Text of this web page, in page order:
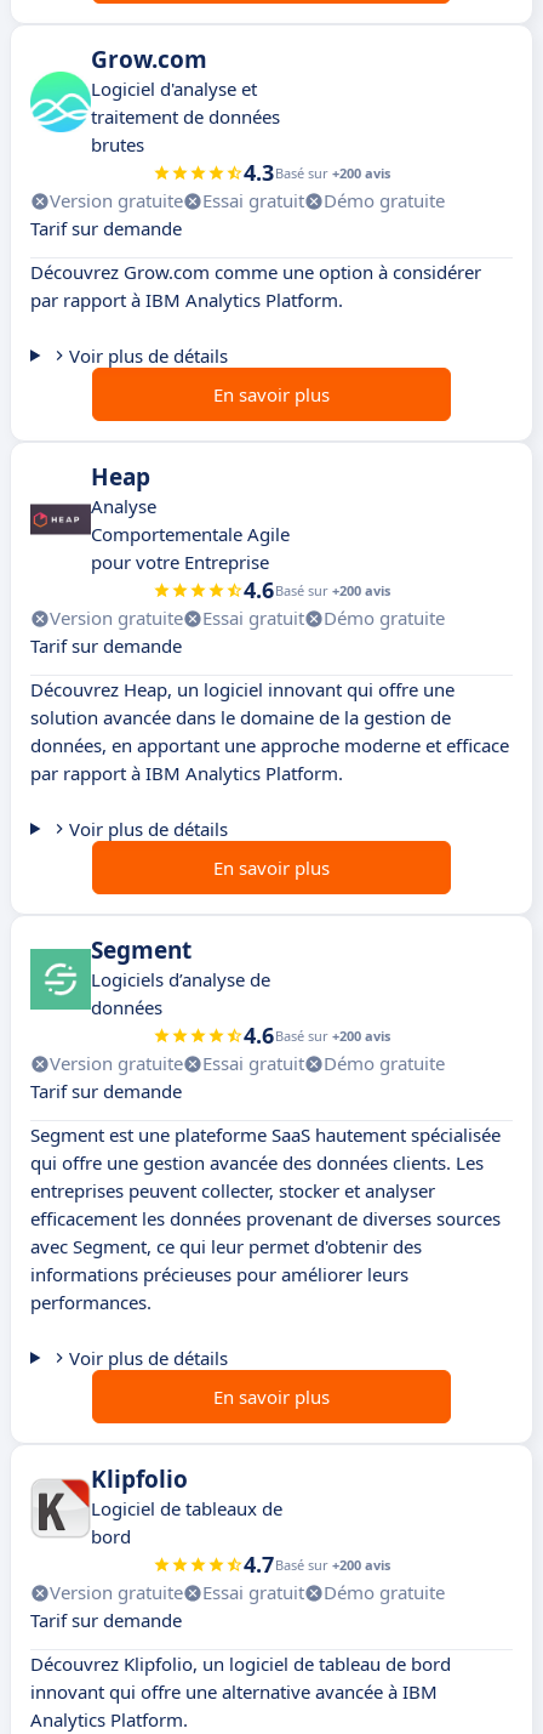
Grow.com
Logiciel d'analyse et
traitement de données
brutes
4.3Basé sur +200 avis
Version gratuite Essai gratuit
Démo gratuite
Tarif sur demande
Découvrez Grow.com comme une option à considérer
par rapport à IBM Analytics Platform.
Voir plus de détails
En savoir plus
Heap
Analyse
Comportementale Agile
pour votre Entreprise
4.6Basé sur +200 avis
Version gratuite Essai gratuit
Démo gratuite
Tarif sur demande
Découvrez Heap, un logiciel innovant qui offre une
solution avancée dans le domaine de la gestion de
données, en apportant une approche moderne et efficace
par rapport à IBM Analytics Platform.
Voir plus de détails
En savoir plus
Segment
Logiciels d’analyse de
données
4.6Basé sur +200 avis
Version gratuite Essai gratuit
Démo gratuite
Tarif sur demande
Segment est une plateforme SaaS hautement spécialisée
qui offre une gestion avancée des données clients. Les
entreprises peuvent collecter, stocker et analyser
efficacement les données provenant de diverses sources
avec Segment, ce qui leur permet d'obtenir des
informations précieuses pour améliorer leurs
performances.
Voir plus de détails
En savoir plus
Klipfolio
Logiciel de tableaux de
bord
4.7Basé sur +200 avis
Version gratuite Essai gratuit
Démo gratuite
Tarif sur demande
Découvrez Klipfolio, un logiciel de tableau de bord
innovant qui offre une alternative avancée à IBM
Analytics Platform.